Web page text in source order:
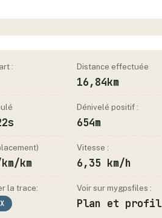
: Distance effectuée
16,84km
Dénivelé positif :
654m
km
Vitesse :
6,35 km/h
la trace: Voir sur mygpsfiles :
Plan et profil